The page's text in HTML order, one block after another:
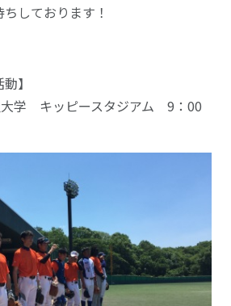
しております！
】
大学 キッピースタジアム 9：00